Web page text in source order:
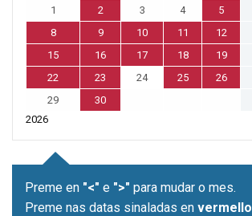
1
2 3 4 5
8
9 10 11 12
15
16 17 18 19
22
23 24 25 26
29
30
2026
Preme en "<" e ">" para mudar o mes.
Preme nas datas sinaladas en vermello